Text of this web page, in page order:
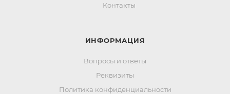
Контакты
ИНФОРМАЦИЯ
Вопросы и ответы
Реквизиты
Политика конфиденциальности